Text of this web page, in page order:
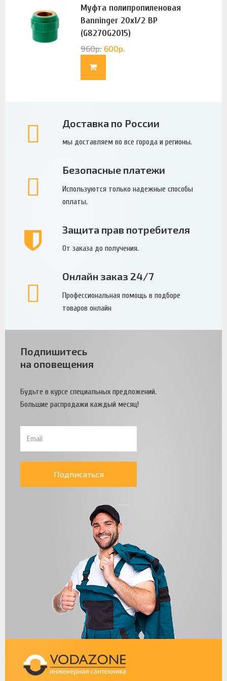
Муфта полипропиленовая
Banninger 20х1/2 ВР
(G8270G2015)
960р. 600р.
Доставка по России
мы доставляем во все города и регионы.
Безопасные платежи
Используются только надежные способы
оплаты.
Защита прав потребителя
От заказа до получения.
Онлайн заказ 24/7
Профессиональная помощь в подборе
товаров онлайн
Подпишитесь
на оповещения
Будьте в курсе специальных предложений.
Большие распродажи каждый месяц!
Подписаться